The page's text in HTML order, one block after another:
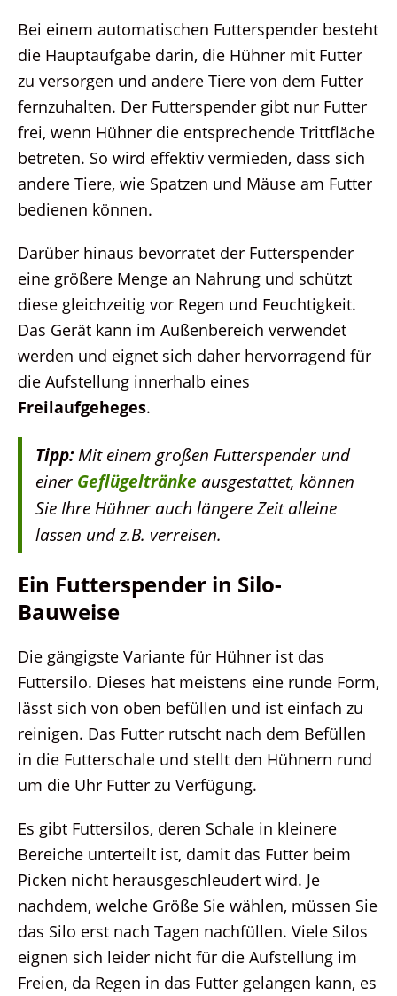
Bei einem automatischen Futterspender besteht
die Hauptaufgabe darin, die Hühner mit Futter
zu versorgen und andere Tiere von dem Futter
fernzuhalten. Der Futterspender gibt nur Futter
frei, wenn Hühner die entsprechende Trittfläche
betreten. So wird effektiv vermieden, dass sich
andere Tiere, wie Spatzen und Mäuse am Futter
bedienen können.
Darüber hinaus bevorratet der Futterspender
eine größere Menge an Nahrung und schützt
diese gleichzeitig vor Regen und Feuchtigkeit.
Das Gerät kann im Außenbereich verwendet
werden und eignet sich daher hervorragend für
die Aufstellung innerhalb eines
Freilaufgeheges.
Tipp:Mit einem großen Futterspender und
einer Geflügeltränke ausgestattet, können
Sie Ihre Hühner auch längere Zeit alleine
lassen und z.B. verreisen.
Ein Futterspender in Silo-
Bauweise
Die gängigste Variante für Hühner ist das
Futtersilo. Dieses hat meistens eine runde Form,
lässt sich von oben befüllen und ist einfach zu
reinigen. Das Futter rutscht nach dem Befüllen
in die Futterschale und stellt den Hühnern rund
um die Uhr Futter zu Verfügung.
Es gibt Futtersilos, deren Schale in kleinere
Bereiche unterteilt ist, damit das Futter beim
Picken nicht herausgeschleudert wird. Je
nachdem, welche Größe Sie wählen, müssen Sie
das Silo erst nach Tagen nachfüllen. Viele Silos
eignen sich leider nicht für die Aufstellung im
Freien, da Regen in das Futter gelangen kann, es